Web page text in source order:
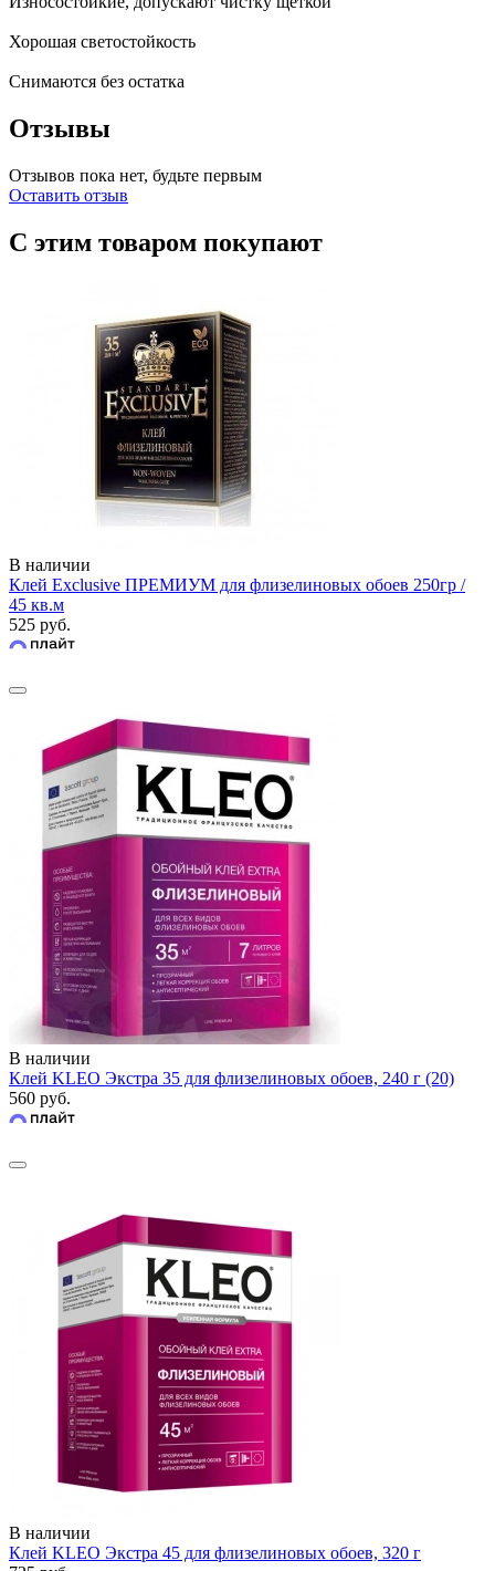
Хорошая светостойкость
Снимаются без остатка
Отзывы
Отзывов пока нет, будьте первым
Оставить отзыв
С этим товаром покупают
В наличии
Клей Exclusive ПРЕМИУМ для флизелиновых обоев 250гр /
45 кв.м
525 руб.
В наличии
Клей KLEO Экстра 35 для флизелиновых обоев, 240 г (20)
560 руб.
В наличии
Клей KLEO Экстра 45 для флизелиновых обоев, 320 г